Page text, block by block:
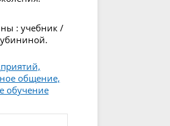
: учебник /
общение,
обучение